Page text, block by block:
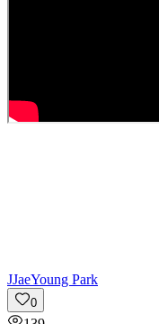
JJaeYoung Park
0